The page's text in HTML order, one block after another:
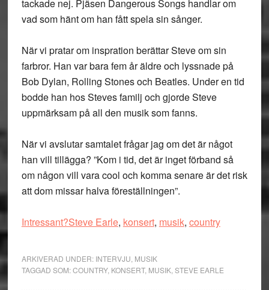
tackade nej. Pjäsen Dangerous Songs handlar om
vad som hänt om han fått spela sin sånger.
När vi pratar om inspration berättar Steve om sin
farbror. Han var bara fem år äldre och lyssnade på
Bob Dylan, Rolling Stones och Beatles. Under en tid
bodde han hos Steves familj och gjorde Steve
uppmärksam på all den musik som fanns.
När vi avslutar samtalet frågar jag om det är något
han vill tillägga? ”Kom i tid, det är inget förband så
om någon vill vara cool och komma senare är det risk
att dom missar halva föreställningen”.
Intressant?Steve Earle, konsert, musik, country
ARKIVERAD UNDER: INTERVJU MUSIK
TAGGAD SOM:COUNTRY, KONSERT, MUSIK, STEVE EARLE